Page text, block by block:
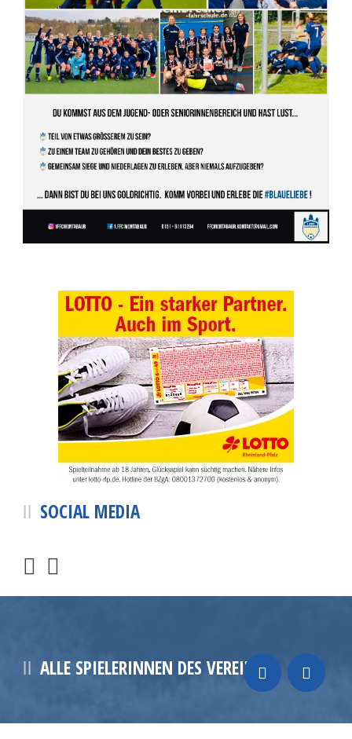
SOCIAL MEDIA
ALLE SPIELERINNEN DES VEREINS